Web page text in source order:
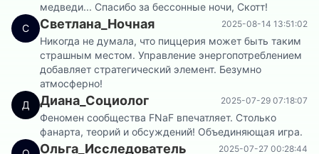
медведи... Спасибо за бессонные ночи, Скотт!
С
Светлана_Ночная 2025-08-14 13:51:02
Никогда не думала, что пиццерия может быть таким
страшным местом. Управление энергопотреблением
добавляет стратегический элемент. Безумно
атмосферно!
Д
Диана_Социолог 2025-07-29 07:18:07
Феномен сообщества FNaF впечатляет. Столько
фанарта, теорий и обсуждений! Объединяющая игра.
Ольга_Исследователь 2025-07-27 00:28:44